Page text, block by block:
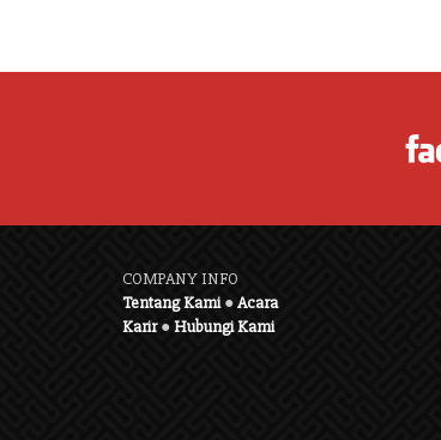
COMPANY INFO
Tentang Kami●Acara
Karir●Hubungi Kami